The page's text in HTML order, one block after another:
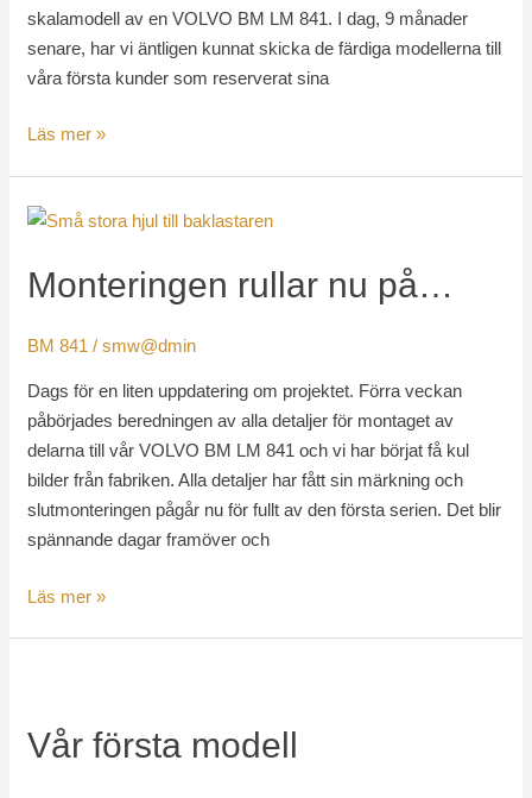
skalamodell av en VOLVO BM LM 841. I dag, 9 månader
senare, har vi äntligen kunnat skicka de färdiga modellerna till
våra första kunder som reserverat sina
Läs mer »
Monteringen rullar nu på…
BM 841 /smw@dmin
Dags för en liten uppdatering om projektet. Förra veckan
påbörjades beredningen av alla detaljer för montaget av
delarna till vår VOLVO BM LM 841 och vi har börjat få kul
bilder från fabriken. Alla detaljer har fått sin märkning och
slutmonteringen pågår nu för fullt av den första serien. Det blir
spännande dagar framöver och
Monteringen
nu
Läs mer »
Vår första modell
modell